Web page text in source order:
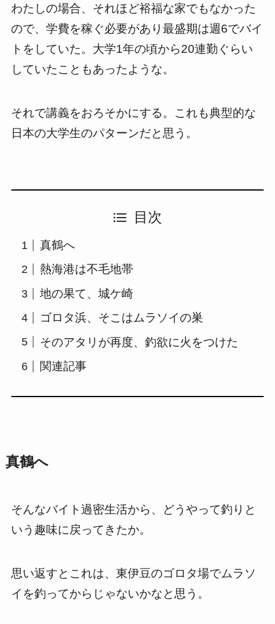
わたしの場合、それほど裕福な家でもなかった
ので、学費を稼ぐ必要があり最盛期は週6でバイ
トをしていた。大学1年の頃から20連勤ぐらい
していたこともあったような。
それで講義をおろそかにする。これも典型的な
日本の大学生のパターンだと思う。
目次
真鶴へ
熱海港は不毛地帯
地の果て、城ケ崎
ゴロタ浜、そこはムラソイの巣
そのアタリが再度、釣欲に火をつけた
関連記事
真鶴へ
そんなバイト過密生活から、どうやって釣りと
いう趣味に戻ってきたか。
思い返すとこれは、東伊豆のゴロタ場でムラソ
イを釣ってからじゃないかなと思う。